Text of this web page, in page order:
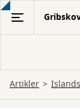
Gå
hovedindhold
Artikler